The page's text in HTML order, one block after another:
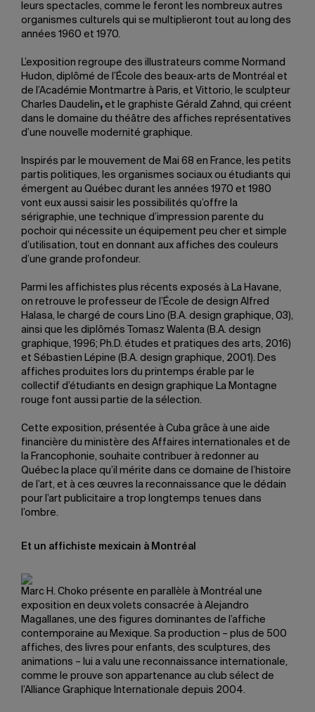
leurs spectacles, comme le feront les nombreux autres
organismes culturels qui se multiplieront tout au long des
années 1960 et 1970.
L’exposition regroupe des illustrateurs comme Normand
Hudon, diplômé de l’École des beaux-arts de Montréal et
de l’Académie Montmartre à Paris, et Vittorio, le sculpteur
Charles Daudelin, et le graphiste Gérald Zahnd, qui créent
dans le domaine du théâtre des affiches représentatives
d’une nouvelle modernité graphique.
Inspirés par le mouvement de Mai 68 en France, les petits
partis politiques, les organismes sociaux ou étudiants qui
émergent au Québec durant les années 1970 et 1980
vont eux aussi saisir les possibilités qu’offre la
sérigraphie, une technique d’impression parente du
pochoir qui nécessite un équipement peu cher et simple
d’utilisation, tout en donnant aux affiches des couleurs
d’une grande profondeur.
Parmi les affichistes plus récents exposés à La Havane,
on retrouve le professeur de l’École de design Alfred
Halasa, le chargé de cours Lino (B.A. design graphique, 03),
ainsi que les diplômés Tomasz Walenta (B.A. design
graphique, 1996; Ph.D. études et pratiques des arts, 2016)
et Sébastien Lépine (B.A. design graphique, 2001). Des
affiches produites lors du printemps érable par le
collectif d’étudiants en design graphique La Montagne
rouge font aussi partie de la sélection.
Cette exposition, présentée à Cuba grâce à une aide
financière du ministère des Affaires internationales et de
la Francophonie, souhaite contribuer à redonner au
Québec la place qu’il mérite dans ce domaine de l’histoire
de l’art, et à ces œuvres la reconnaissance que le dédain
pour l’art publicitaire a trop longtemps tenues dans
l’ombre.
Et un affichiste mexicain à Montréal
Marc H. Choko présente en parallèle à Montréal une
exposition en deux volets consacrée à Alejandro
Magallanes, une des figures dominantes de l’affiche
contemporaine au Mexique. Sa production – plus de 500
affiches, des livres pour enfants, des sculptures, des
animations – lui a valu une reconnaissance internationale,
comme le prouve son appartenance au club sélect de
l’Alliance Graphique Internationale depuis 2004.